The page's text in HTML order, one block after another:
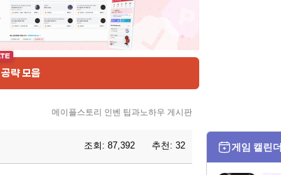
략 모음
메이플스토리 인벤 팁과노하우 게시판
조회: 87,392 추천: 32 게임 캘린더